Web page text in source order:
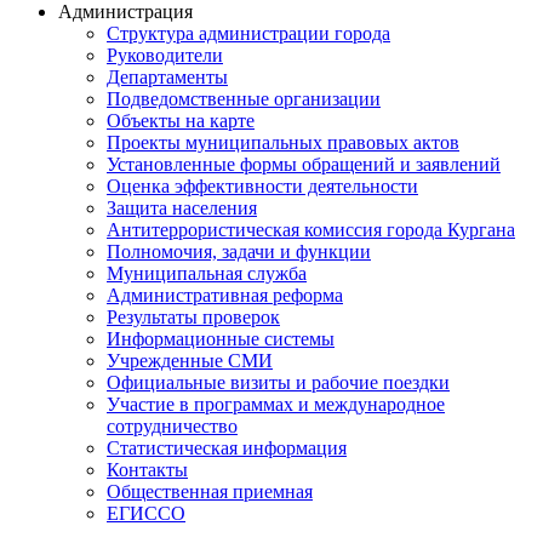
Администрация
Структура администрации города
Руководители
Департаменты
Подведомственные организации
Объекты на карте
Проекты муниципальных правовых актов
Установленные формы обращений и заявлений
Оценка эффективности деятельности
Защита населения
Антитеррористическая комиссия города Кургана
Полномочия, задачи и функции
Муниципальная служба
Административная реформа
Результаты проверок
Информационные системы
Учрежденные СМИ
Официальные визиты и рабочие поездки
Участие в программах и международное
сотрудничество
Статистическая информация
Контакты
Общественная приемная
ЕГИССО